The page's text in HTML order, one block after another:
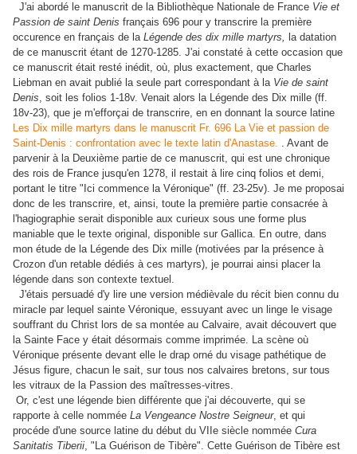
J'ai abordé le manuscrit de la Bibliothèque Nationale de France Vie et
Passion de saint Denis français 696 pour y transcrire la première
occurence en français de la Légende des dix mille martyrs, la datation
de ce manuscrit étant de 1270-1285. J'ai constaté à cette occasion que
ce manuscrit était resté inédit, où, plus exactement, que Charles
Liebman en avait publié la seule part correspondant à la Vie de saint
Denis, soit les folios 1-18v. Venait alors la Légende des Dix mille (ff.
18v-23), que je m'efforçai de transcrire, en en donnant la source latine
Les Dix mille martyrs dans le manuscrit Fr. 696 La Vie et passion de
Saint-Denis : confrontation avec le texte latin d'Anastase. . Avant de
parvenir à la Deuxième partie de ce manuscrit, qui est une chronique
des rois de France jusqu'en 1278, il restait à lire cinq folios et demi,
portant le titre "Ici commence la Véronique" (ff. 23-25v). Je me proposai
donc de les transcrire, et, ainsi, toute la première partie consacrée à
l'hagiographie serait disponible aux curieux sous une forme plus
maniable que le texte original, disponible sur Gallica. En outre, dans
mon étude de la Légende des Dix mille (motivées par la présence à
Crozon d'un retable dédiés à ces martyrs), je pourrai ainsi placer la
légende dans son contexte textuel.
J'étais persuadé d'y lire une version médièvale du récit bien connu du
miracle par lequel sainte Véronique, essuyant avec un linge le visage
souffrant du Christ lors de sa montée au Calvaire, avait découvert que
la Sainte Face y était désormais comme imprimée. La scène où
Véronique présente devant elle le drap orné du visage pathétique de
Jésus figure, chacun le sait, sur tous nos calvaires bretons, sur tous
les vitraux de la Passion des maîtresses-vitres.
Or, c'est une légende bien différente que j'ai découverte, qui se
rapporte à celle nommée La Vengeance Nostre Seigneur, et qui
procéde d'une source latine du début du VIIe siècle nommée Cura
Sanitatis Tiberii, "La Guérison de Tibère". Cette Guérison de Tibère est